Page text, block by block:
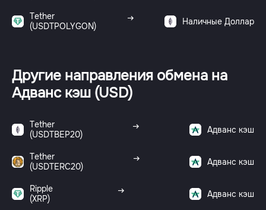
Tether
(USDTPOLYGON)
Наличные Доллар
Другие направления обмена на
Адванс кэш (USD)
Tether
(USDTBEP20)
Адванс кэш
Tether
(USDTERC20)
Адванс кэш
Ripple
(XRP)
Адванс кэш